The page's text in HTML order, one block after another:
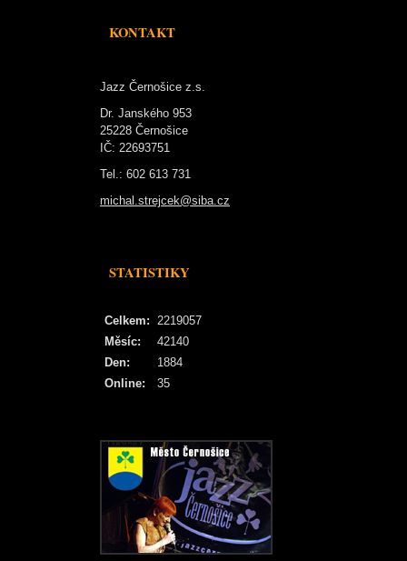
KONTAKT
Jazz Černošice z.s.
Dr. Janského 953
25228 Černošice
IČ: 22693751
Tel.: 602 613 731
michal.strejcek@siba.cz
STATISTIKY
Online: 35
Celkem: 2219057
Měsíc:
42140
Den:
1884